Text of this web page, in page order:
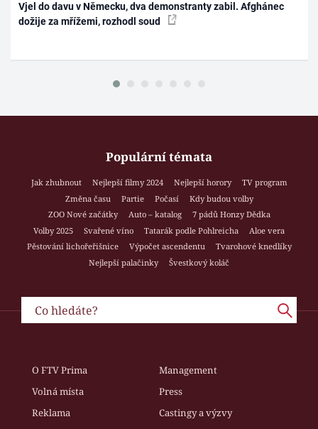
Vjel do davu v Německu, dva demonstranty zabil. Afghánec
dožije za mřížemi, rozhodl soud
Populární témata
Jak zhubnout Nejlepší filmy 2024 Nejlepší horory
TV program
Změna času
Partie Počasí
Kdy budou volby
ZOO Nové začátky
Auto – katalog
7 pádů Honzy Dědka
Volby 2025
Svařené víno Tatarák podle Pohlreicha
Aloe vera
Pěstování lichořeřišnice
Výpočet ascendentu
Tvarohové knedlíky
Nejlepší palačinky
Švestkový koláč
O FTV Prima
Management
Volná místa
Press
Reklama
Castingy a výzvy